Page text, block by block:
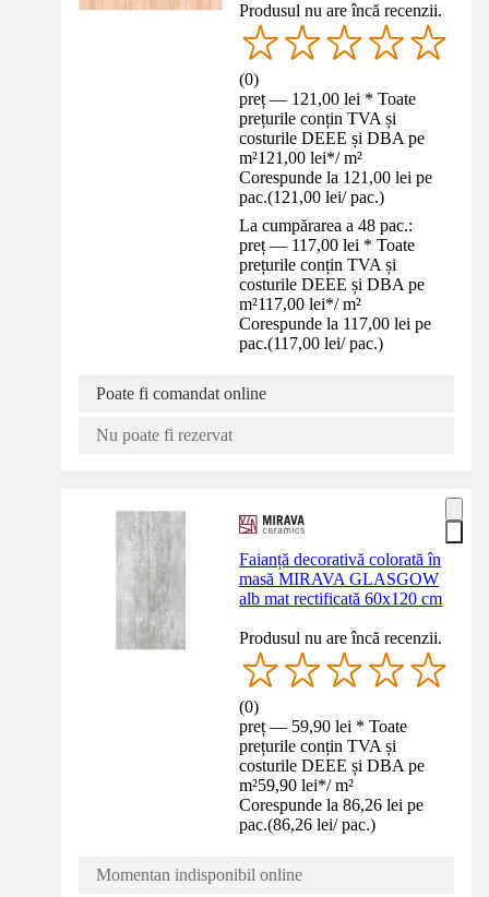
Produsul nu are încă recenzii.
(0)
preț — 121,00 lei * Toate
prețurile conțin TVA și
costurile DEEE și DBA pe
m²121,00 lei*/ m²
Corespunde la 121,00 lei pe
pac.(121,00 lei/ pac.)
La cumpărarea a 48 pac.:
preț — 117,00 lei * Toate
prețurile conțin TVA și
costurile DEEE și DBA pe
m²117,00 lei*/ m²
Corespunde la 117,00 lei pe
pac.(117,00 lei/ pac.)
Poate fi comandat online
Nu poate fi rezervat
Faianță decorativă colorată în
masă MIRAVA GLASGOW
alb mat rectificată 60x120 cm
Produsul nu are încă recenzii.
(0)
preț — 59,90 lei * Toate
prețurile conțin TVA și
costurile DEEE și DBA pe
m²59,90 lei*/ m²
Corespunde la 86,26 lei pe
pac.(86,26 lei/ pac.)
Momentan indisponibil online